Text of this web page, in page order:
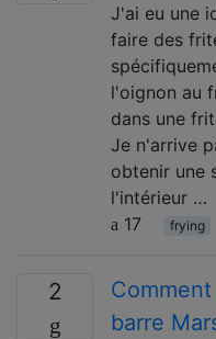
J'ai eu une
faire des
l'oignon au
dans une
Je n'arrive
obtenir une
l'intérieur …
17
frying
2
barre